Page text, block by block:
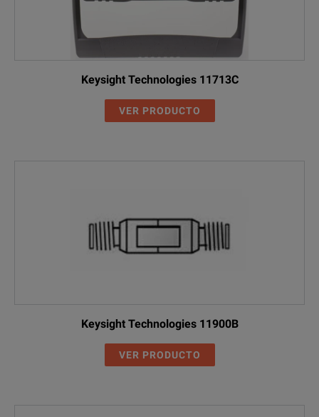
Keysight Technologies 11713C
VER PRODUCTO
Keysight Technologies 11900B
VER PRODUCTO